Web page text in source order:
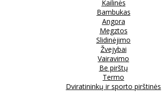
Kailinės
Bambukas
Angora
Megztos
Slidinėjimo
Žvejybai
Vairavimo
Be pirštų
Termo
Dviratininkų ir sporto pirštinės